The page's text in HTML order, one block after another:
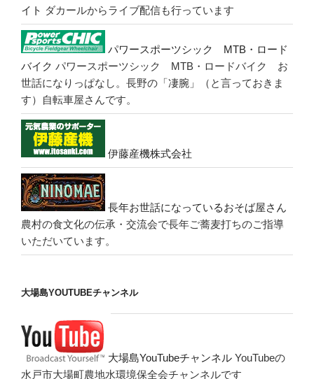
イト ダカールからライブ配信も行っています
パワースポーツシック MTB・ロード
バイク パワースポーツシック MTB・ロードバイク お
世話になりっぱなし。長野の「凄腕」（と言っておきま
す）自転車屋さんです。
伊藤産機株式会社
長年お世話になっているおそば屋さん
農村の食文化の伝承・交流会で長年ご蕎麦打ちのご指導
いただいています。
大場島YOUTUBEチャンネル
大場島YouTubeチャンネル YouTubeの
水戸市大場町農地水環境保全会チャンネルです